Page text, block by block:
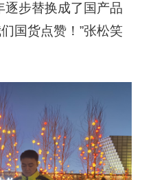
逐步替换成了国产品
国货点赞！”张松笑